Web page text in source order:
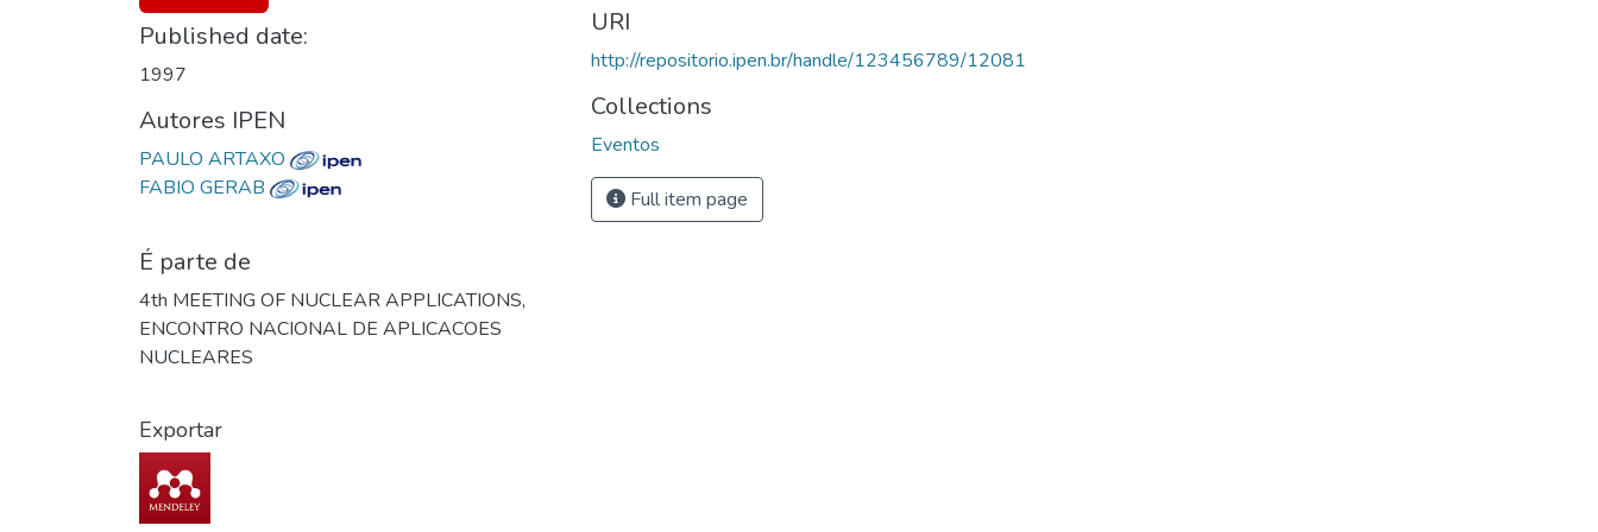
Published date:
1997
Autores IPEN
PAULO ARTAXO
FABIO GERAB
É parte de
4th MEETING OF NUCLEAR APPLICATIONS,
ENCONTRO NACIONAL DE APLICACOES
NUCLEARES
Exportar
URI
http://repositorio.ipen.br/handle/123456789/12081
Collections
Eventos
Full item page